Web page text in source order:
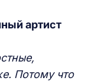
артист
Потому что